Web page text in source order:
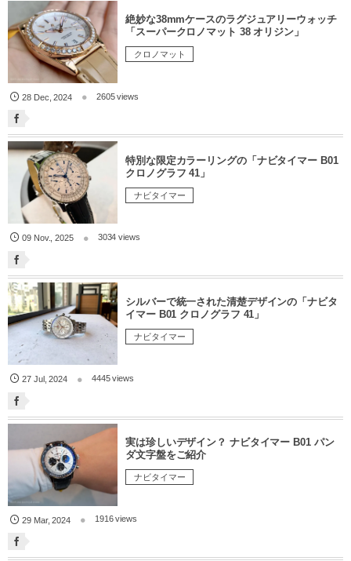
絶妙な38mmケースのラグジュアリーウォッチ
「スーパークロノマット 38 オリジン」
クロノマット
28 Dec ,2024 2605 views
特別な限定カラーリングの「ナビタイマー B01
クロノグラフ 41」
ナビタイマー
09 Nov.,2025 3034 views
シルバーで統一された清楚デザインの「ナビタ
イマー B01 クロノグラフ 41」
ナビタイマー
27 Jul,2024 4445 views
実は珍しいデザイン？ ナビタイマー B01 パン
ダ文字盤をご紹介
ナビタイマー
29 Mar,2024 1916 views